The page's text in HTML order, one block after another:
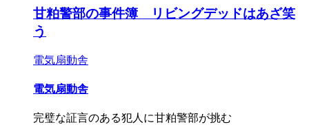
甘粕警部の事件簿 リビングデッドはあざ笑
う
電気扇動舎
電気扇動舎
完璧な証言のある犯人に甘粕警部が挑む